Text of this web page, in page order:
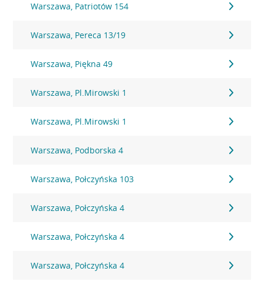
Warszawa, Patriotów 154
Warszawa, Pereca 13/19
Warszawa, Piękna 49
Warszawa, Pl.Mirowski 1
Warszawa, Pl.Mirowski 1
Warszawa, Podborska 4
Warszawa, Połczyńska 103
Warszawa, Połczyńska 4
Warszawa, Połczyńska 4
Warszawa, Połczyńska 4